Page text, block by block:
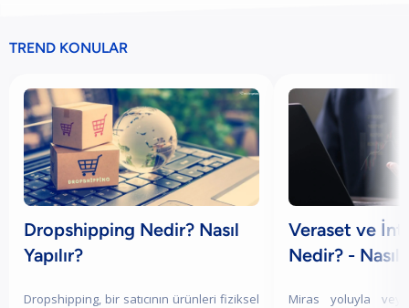
TREND KONULAR
Dropshipping Nedir? Nasıl
Yapılır?
Dropshipping, bir satıcının ürünleri fiziksel
Veraset ve
Nedir? - Nasıl
Miras yoluyla veya